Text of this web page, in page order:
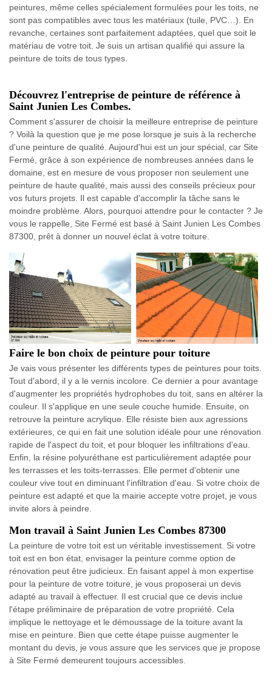
peintures, même celles spécialement formulées pour les toits, ne
sont pas compatibles avec tous les matériaux (tuile, PVC…). En
revanche, certaines sont parfaitement adaptées, quel que soit le
matériau de votre toit. Je suis un artisan qualifié qui assure la
peinture de toits de tous types.
Découvrez l'entreprise de peinture de référence à
Saint Junien Les Combes.
Comment s'assurer de choisir la meilleure entreprise de peinture
? Voilà la question que je me pose lorsque je suis à la recherche
d'une peinture de qualité. Aujourd'hui est un jour spécial, car Site
Fermé, grâce à son expérience de nombreuses années dans le
domaine, est en mesure de vous proposer non seulement une
peinture de haute qualité, mais aussi des conseils précieux pour
vos futurs projets. Il est capable d'accomplir la tâche sans le
moindre problème. Alors, pourquoi attendre pour le contacter ? Je
vous le rappelle, Site Fermé est basé à Saint Junien Les Combes
87300, prêt à donner un nouvel éclat à votre toiture.
Faire le bon choix de peinture pour toiture
Je vais vous présenter les différents types de peintures pour toits.
Tout d'abord, il y a le vernis incolore. Ce dernier a pour avantage
d'augmenter les propriétés hydrophobes du toit, sans en altérer la
couleur. Il s'applique en une seule couche humide. Ensuite, on
retrouve la peinture acrylique. Elle résiste bien aux agressions
extérieures, ce qui en fait une solution idéale pour une rénovation
rapide de l'aspect du toit, et pour bloquer les infiltrations d'eau.
Enfin, la résine polyuréthane est particulièrement adaptée pour
les terrasses et les toits-terrasses. Elle permet d'obtenir une
couleur vive tout en diminuant l'infiltration d'eau. Si votre choix de
peinture est adapté et que la mairie accepte votre projet, je vous
invite alors à peindre.
Mon travail à Saint Junien Les Combes 87300
La peinture de votre toit est un véritable investissement. Si votre
toit est en bon état, envisager la peinture comme option de
rénovation peut être judicieux. En faisant appel à mon expertise
pour la peinture de votre toiture, je vous proposerai un devis
adapté au travail à effectuer. Il est crucial que ce devis inclue
l'étape préliminaire de préparation de votre propriété. Cela
implique le nettoyage et le démoussage de la toiture avant la
mise en peinture. Bien que cette étape puisse augmenter le
montant du devis, je vous assure que les services que je propose
à Site Fermé demeurent toujours accessibles.